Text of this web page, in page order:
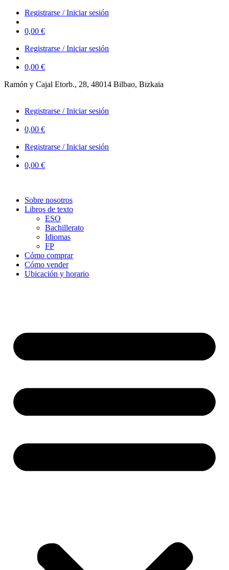
contenido
Registrarse / Iniciar sesión
0,00 €
Registrarse / Iniciar sesión
0,00 €
Ramón y Cajal Etorb., 28, 48014 Bilbao, Bizkaia
Registrarse / Iniciar sesión
0,00 €
Registrarse / Iniciar sesión
0,00 €
Sobre nosotros
Libros de texto
ESO
Bachillerato
Idiomas
FP
Cómo comprar
Cómo vender
Ubicación y horario